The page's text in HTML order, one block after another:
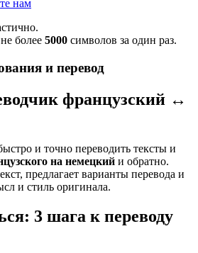
нам
более 5000 символов за один раз.
и перевод
французский ↔
и точно переводить тексты и
на немецкий и обратно.
предлагает варианты перевода и
и стиль оригинала.
3 шага к переводу